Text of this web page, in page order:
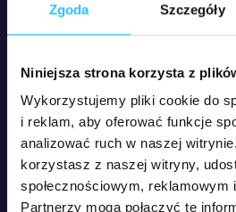
Zgoda Szczegóły
Niniejsza strona korzysta z
Wykorzystujemy pliki cookie do
i reklam, aby oferować funkcje
analizować ruch w naszej
korzystasz z naszej witryny,
społecznościowym, reklamowym
Partnerzy mogą połączyć te
Kierunki naszych studiów
Arteterapia z elementami terapii zajęciowej
Bezpieczeństwo i Higiena Pracy
medialną
Biologia dla nauczycieli
Chemia dla nauczycieli
Diagnoza i terapia pedagogiczna
Doradztwo zawodowe, edukacyjne i